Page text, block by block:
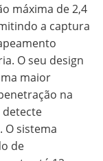
máxima de 2,4
a captura
O seu design
maior
na
detecte
O sistema
de